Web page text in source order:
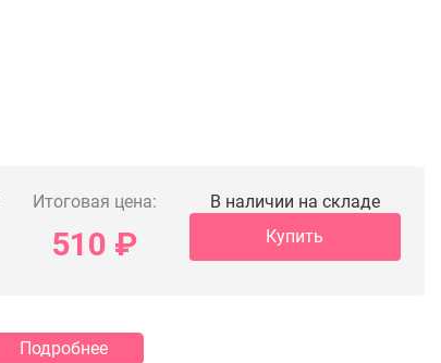
Итоговая цена:
510 ₽
В наличии на складе
Купить
Подробнее